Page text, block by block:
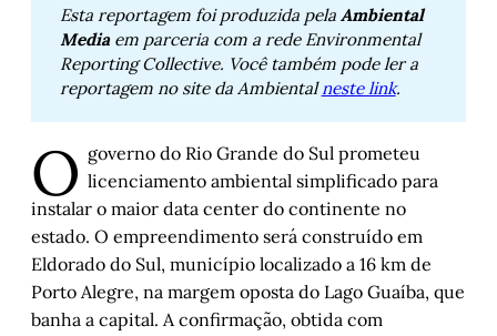
Esta reportagem foi produzida pela Ambiental
Media em parceria com a rede Environmental
Reporting Collective. Você também pode ler a
reportagem no site da Ambiental neste link.
O governo do Rio Grande do Sul prometeu
licenciamento ambiental simplificado para
instalar o maior data center do continente no
estado. O empreendimento será construído em
Eldorado do Sul, município localizado a 16 km de
Porto Alegre, na margem oposta do Lago Guaíba, que
banha a capital. A confirmação, obtida com